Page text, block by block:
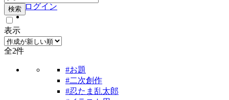
ログイン
検索
表示
全2件
#お題
#二次創作
#忍たま乱太郎